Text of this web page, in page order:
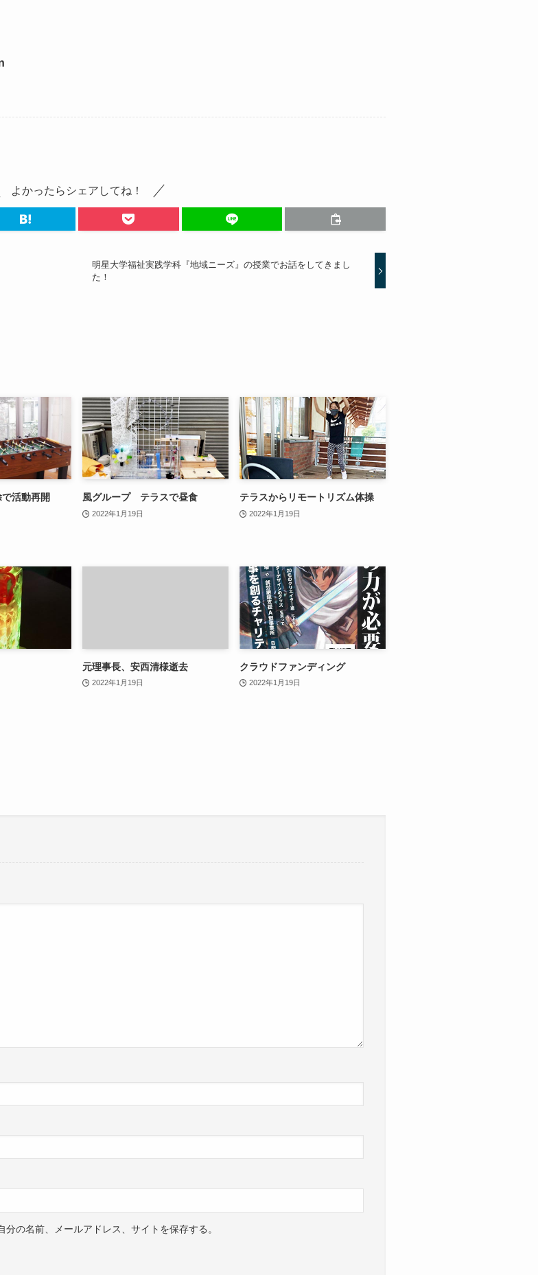
よかったらシェアしてね！
明星大学福祉実践学科『地域ニーズ』の授業でお話をしてきまし
た！
活動再開 風グループ テラスで昼食
2022年1月19日
テラスからリモートリズム体操
2022年1月19日
元理事長、安西清様逝去
2022年1月19日
クラウドファンディング
2022年1月19日
の名前、メールアドレス、サイトを保存する。